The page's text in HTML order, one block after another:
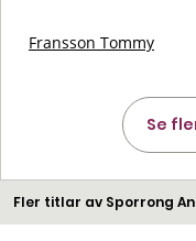
Fransson Tommy
Se
Fler titlar av Sporrong